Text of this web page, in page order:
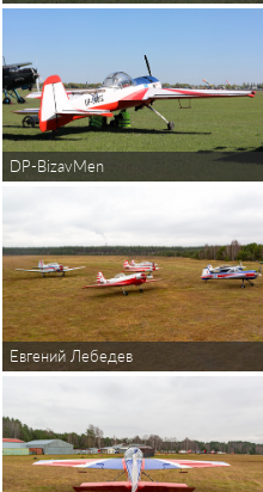
DP-BizavMen
Евгений Лебедев